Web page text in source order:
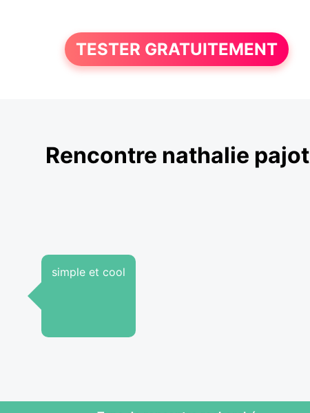
TESTER GRATUITEMENT
Rencontre nathalie pajot
simple et cool